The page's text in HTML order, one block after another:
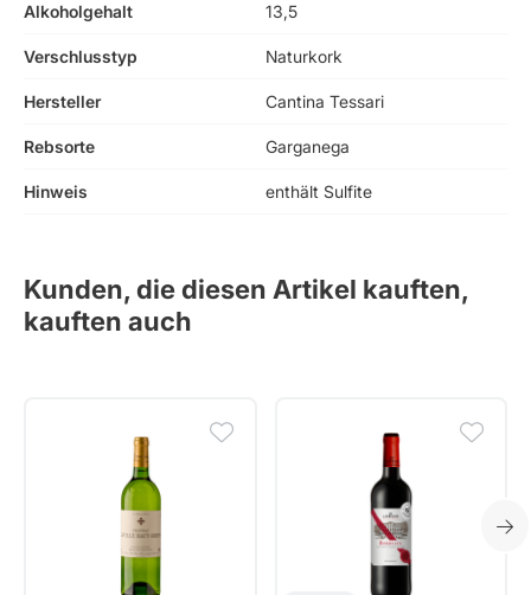
Alkoholgehalt 13,5
Verschlusstyp Naturkork
Hersteller Cantina Tessari
Rebsorte Garganega
Hinweis enthält Sulfite
Kunden, die diesen Artikel kauften,
kauften auch